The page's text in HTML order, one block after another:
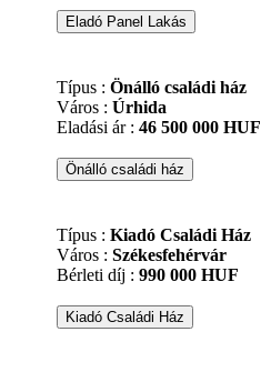
Típus : Önálló családi ház
Város : Úrhida
Eladási ár : 46 500 000 HUF
Típus : Kiadó Családi Ház
Város : Székesfehérvár
Bérleti díj : 990 000 HUF